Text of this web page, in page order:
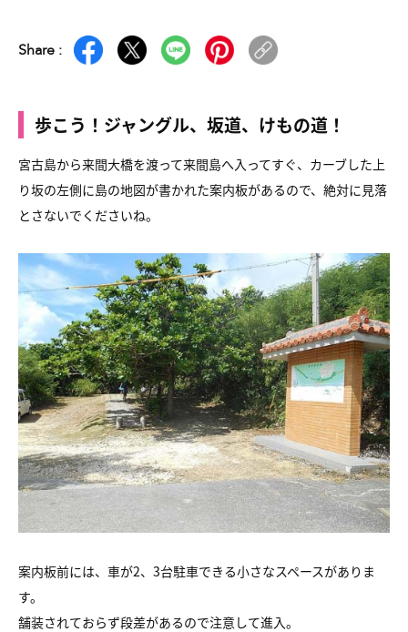
Share :
歩こう！ジャングル、坂道、けもの道！
宮古島から来間大橋を渡って来間島へ入ってすぐ、カーブした上
り坂の左側に島の地図が書かれた案内板があるので、絶対に見落
とさないでくださいね。
案内板前には、車が2、3台駐車できる小さなスペースがありま
す。
舗装されておらず段差があるので注意して進入。